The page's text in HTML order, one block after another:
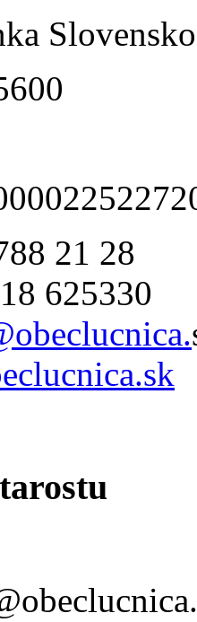
21 28
625330